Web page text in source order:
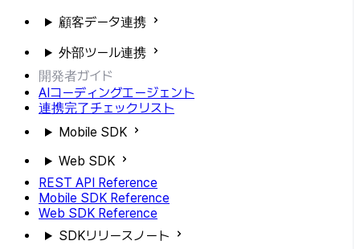
顧客データ連携
外部ツール連携
開発者ガイド
AIコーディングエージェント
連携完了チェックリスト
Mobile SDK
Web SDK
REST API Reference
Mobile SDK Reference
Web SDK Reference
SDKリリースノート